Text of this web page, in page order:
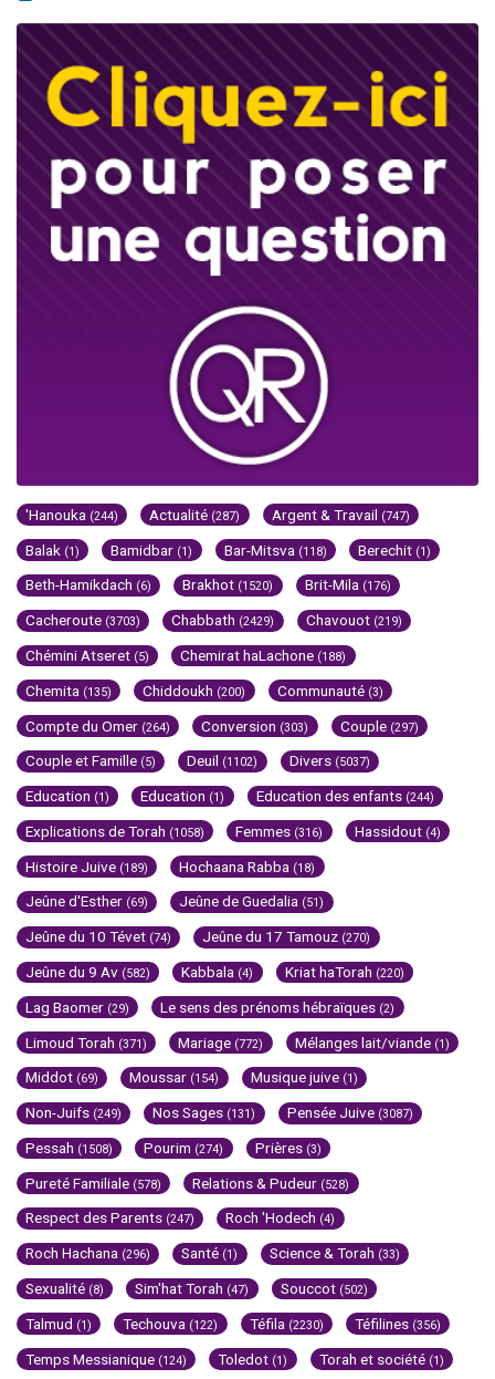
'Hanouka (244) Actualité (287) Argent & Travail (747)
Balak (1) Bamidbar (1) Bar-Mitsva (118) Berechit (1)
Beth-Hamikdach (6) Brakhot (1520) Brit-Mila (176)
Cacheroute (3703) Chabbath (2429) Chavouot (219)
Chémini Atseret (5) Chemirat haLachone (188)
Chemita (135) Chiddoukh (200) Communauté (3)
Compte du Omer (264) Conversion (303) Couple (297)
Couple et Famille (5) Deuil (1102) Divers (5037)
Education (1) Education (1) Education des enfants (244)
Explications de Torah (1058) Femmes (316) Hassidout (4)
Histoire Juive (189) Hochaana Rabba (18)
Jeûne d'Esther (69) Jeûne de Guedalia (51)
Jeûne du 10 Tévet (74) Jeûne du 17 Tamouz (270)
Jeûne du 9 Av (582) Kabbala (4) Kriat haTorah (220)
Lag Baomer (29) Le sens des prénoms hébraïques (2)
Limoud Torah (371) Mariage (772) Mélanges lait/viande (1)
Middot (69) Moussar (154) Musique juive (1)
Non-Juifs (249) Nos Sages (131) Pensée Juive (3087)
Pessah (1508) Pourim (274) Prières (3)
Pureté Familiale (578) Relations & Pudeur (528)
Respect des Parents (247) Roch 'Hodech (4)
Roch Hachana (296) Santé (1) Science & Torah (33)
Sexualité (8) Sim'hat Torah (47) Souccot (502)
Talmud (1) Techouva (122) Téfila (2230) Téfilines (356)
Temps Messianique (124) Toledot (1) Torah et société (1)